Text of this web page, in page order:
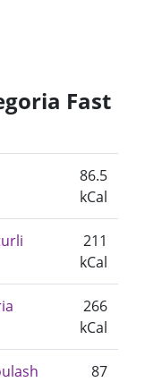
Fast
86.5
kCal
211
kCal
266
kCal
87